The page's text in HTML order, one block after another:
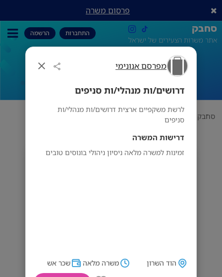
מפרסם אנונימי
דרושים/ות מנהלי/ות סניפים
לרשת משקפיים ארצית דרושים/ות מנהלי/ות
סניפים
דרישות המשרה
זמינות למשרה מלאה ניסיון ניהולי בונוסים טובים
הוד השרון משרה מלאה שכר אש
פרסום משרה
סחבק
אתר משרות הצעירים של ישראל
התחברות הרשמה
דרושים/ות מנהלי/ות סניפים
סחבק הכל מפרסם אנונימי